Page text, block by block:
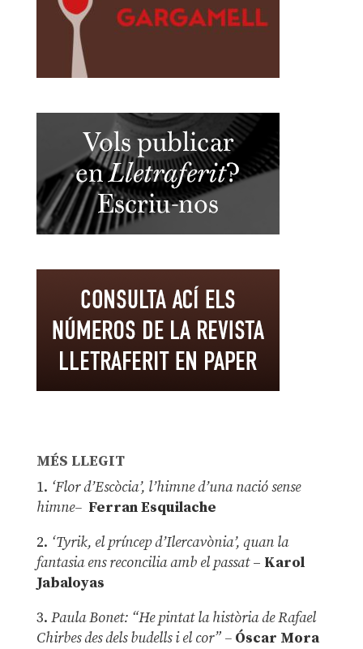
MÉS LLEGIT
1. ‘Flor d’Escòcia’, l’himne d’una nació sense
himne– Ferran Esquilache
2. ‘Tyrik, el príncep d’Ilercavònia’, quan la
fantasia ens reconcilia amb el passat– Karol
Jabaloyas
3. Paula Bonet: “He pintat la història de Rafael
Chirbes des dels budells i el cor” –Óscar Mora